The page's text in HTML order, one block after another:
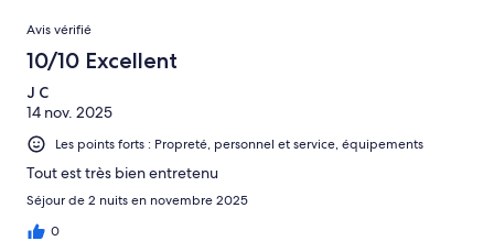
Avis
Avis vérifié
10/10 Excellent
J C
14 nov. 2025
Les points forts : Propreté, personnel et service, équipements
Tout est très bien entretenu
Séjour de 2 nuits en novembre 2025
0